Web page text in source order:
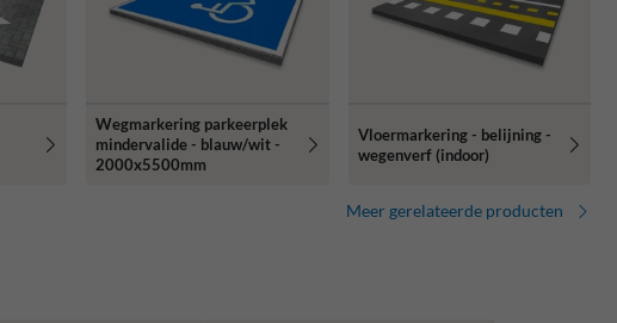
Wegmarkering parkeerplek
mindervalide - blauw/wit -
2000x5500mm
Vloermarkering - belijning -
wegenverf (indoor)
Meer gerelateerde producten